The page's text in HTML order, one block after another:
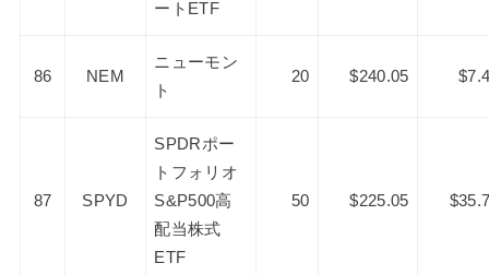
ートETF
86 NEM
ニューモン
ト
20 $240.05
87 SPYD
SPDRポー
トフォリオ
S&P500高
配当株式
ETF
50 $225.05